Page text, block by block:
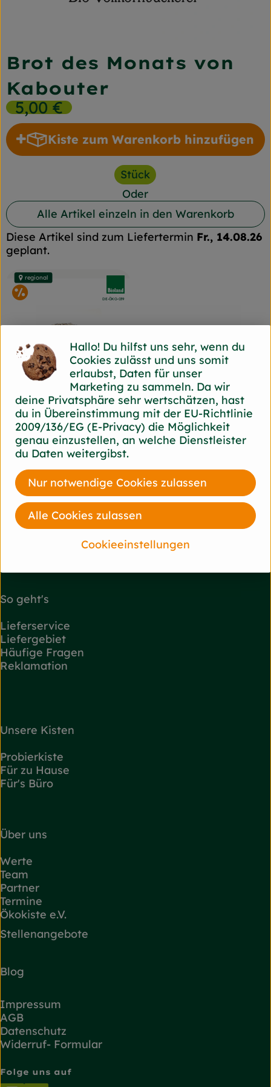
Getränke
Gartensaison
Drogerie
So geht's
Über uns
Blog
Brot des Monats von
Kabouter
5,00 €
Kiste zum Warenkorb hinzufügen
Kiste zum Warenkorb
Stück
Oder
Alle Artikel einzeln in den Warenkorb
Diese Artikel sind zum Liefertermin Fr., 14.08.26
geplant.
, Preis:
4,89 €/ 500g
Linsenblüte
, Herkunft:
Kabouter, Referenzpreis:
9,78 € / kg
1 x 750g
eingeplant
, Kontrollstelle:
DE-ÖKO-039
im Angebot
regional
Du hast eine Frage? Wir helfen gerne!
Josef-Haumann-Str. 7
44866 Bochum-Wattenscheid
+49 2327 830 86 30
So geht's
Lieferservice
Liefergebiet
Häufige Fragen
Reklamation
Unsere Kisten
Probierkiste
Für zu Hause
Für's Büro
Über uns
Werte
Team
Partner
Termine
Ökokiste e.V.
Stellenangebote
Blog
Impressum
AGB
Datenschutz
Widerruf- Formular
Folge uns auf
Hallo! Du hilfst uns sehr, wenn du
Cookies zulässt und uns somit
erlaubst, Daten für unser
Marketing zu sammeln. Da wir
deine Privatsphäre sehr wertschätzen, hast
du in Übereinstimmung mit der EU-Richtlinie
2009/136/EG (E-Privacy) die Möglichkeit
genau einzustellen, an welche Dienstleister
du Daten weitergibst.
Cookieeinstellungen
Nur notwendige Cookies zulassen
Alle Cookies zulassen